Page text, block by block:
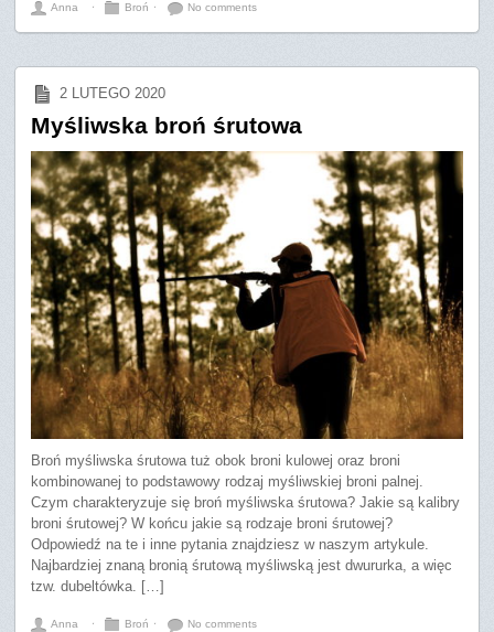
Anna ⋅ Broń ⋅ No comments
2 LUTEGO 2020
Myśliwska broń śrutowa
Broń myśliwska śrutowa tuż obok broni kulowej oraz broni
kombinowanej to podstawowy rodzaj myśliwskiej broni palnej.
Czym charakteryzuje się broń myśliwska śrutowa? Jakie są kalibry
broni śrutowej? W końcu jakie są rodzaje broni śrutowej?
Odpowiedź na te i inne pytania znajdziesz w naszym artykule.
Najbardziej znaną bronią śrutową myśliwską jest dwururka, a więc
tzw. dubeltówka. […]
Anna ⋅ Broń ⋅ No comments